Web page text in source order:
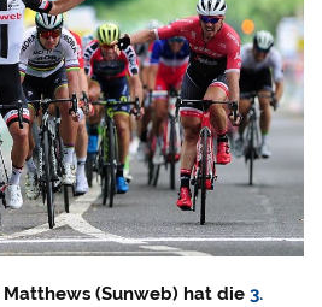
(Sunweb) hat die3.